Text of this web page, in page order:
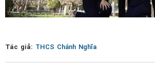
Tác giả: THCS Chánh Nghĩa